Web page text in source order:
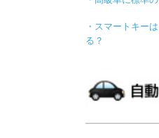
・スマートキー
る？